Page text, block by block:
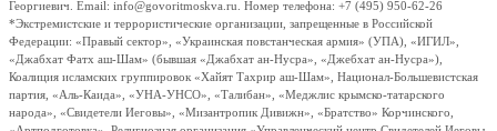
Георгиевич. Email: info@govoritmoskva.ru. Номер телефона: +7 (495) 950-62-26
*Экстремистские и террористические организации, запрещенные в Российской
Федерации: «Правый сектор», «Украинская повстанческая армия» (УПА), «ИГИЛ»,
«Джабхат Фатх аш-Шам» (бывшая «Джабхат ан-Нусра», «Джебхат ан-Нусра»),
Коалиция исламских группировок «Хайят Тахрир аш-Шам», Национал-Большевистская
партия, «Аль-Каида», «УНА-УНСО», «Талибан», «Меджлис крымско-татарского
народа», «Свидетели Иеговы», «Мизантропик Дивижн», «Братство» Корчинского,